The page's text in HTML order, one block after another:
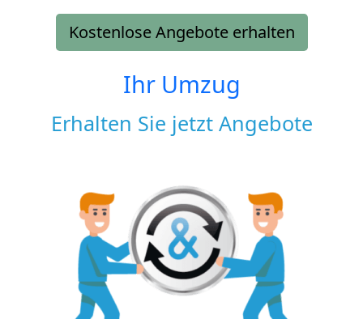
Kostenlose Angebote erhalten
Ihr Umzug
Erhalten Sie jetzt Angebote